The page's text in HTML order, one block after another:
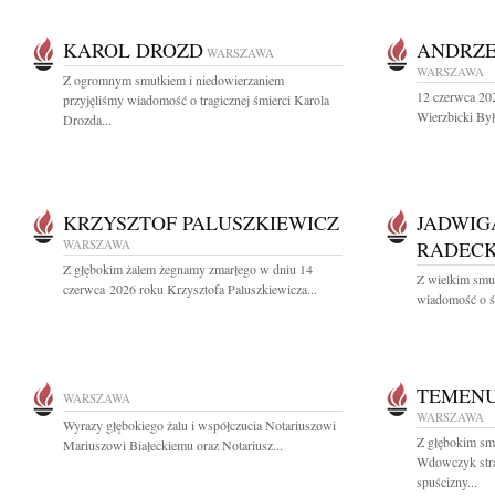
KAROL DROZD WARSZAWA
Z ogromnym smutkiem i niedowierzaniem
przyjęliśmy wiadomość o tragicznej śmierci Karola
Drozda...
WARSZAWA
12 czerwca
Wierzbicki
KRZYSZTOF PALUSZKIEWICZ
WARSZAWA
Z głębokim żalem żegnamy zmarłego w dniu 14
czerwca 2026 roku Krzysztofa Paluszkiewicza...
Z wielkim
wiadomość o
WARSZAWA
Wyrazy głębokiego żalu i współczucia Notariuszowi
Mariuszowi Białeckiemu oraz Notariusz...
WARSZAWA
Z głębokim
Wdowczyk
spuścizny...